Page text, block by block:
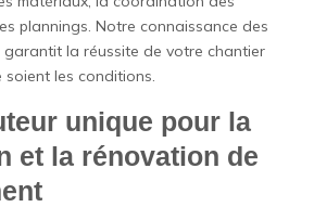
plannings. Notre connaissance des
garantit la réussite de votre chantier
soient les conditions.
unique pour la
et la rénovation de